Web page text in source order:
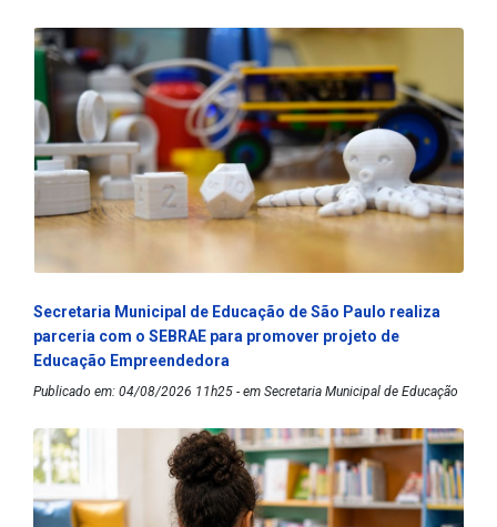
Secretaria Municipal de Educação de São Paulo realiza
parceria com o SEBRAE para promover projeto de
Educação Empreendedora
Publicado em: 04/08/2026 11h25 - em Secretaria Municipal de Educação